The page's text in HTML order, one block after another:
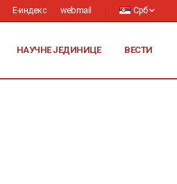
Е-индекс webmail Срб
НАУЧНЕ ЈЕДИНИЦЕ ВЕСТИ